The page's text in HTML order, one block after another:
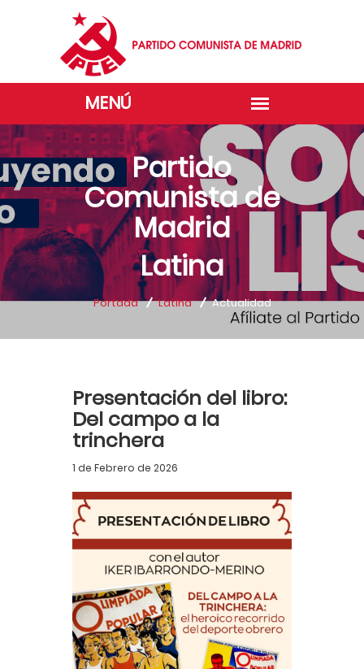
Partido
Comunista de
Madrid
Latina
Portada Latina Actualidad
Presentación del libro:
Del campo a la
trinchera
1 de Febrero de 2026